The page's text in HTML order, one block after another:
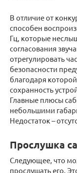
В отличие от
способен
Гц, которые
согласования
отрегулировать
безопасности
благодаря
сохранность
Главные плюсы
небольшими
Недостаток –
Прослушка
Следующее, что
прослушать его.